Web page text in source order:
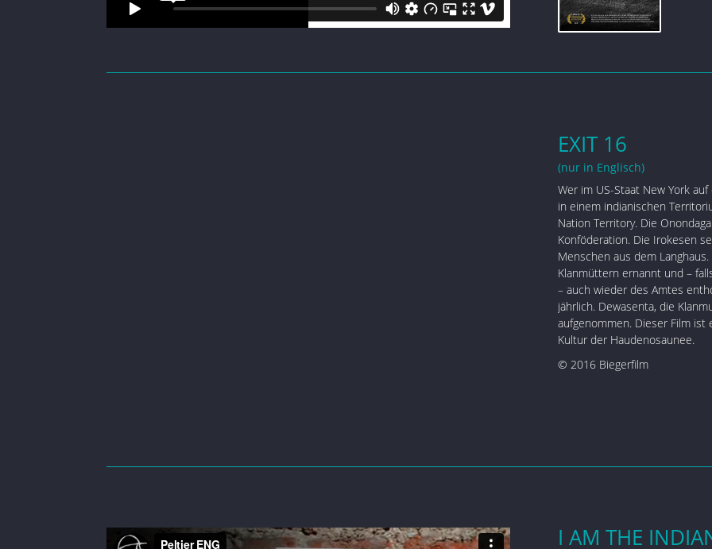
EXIT 16
(nur in Englisch)
Wer im US-Staat New York
in einem indianischen
Nation Territory. Die
Konföderation. Die Irokesen
Menschen aus dem
Klanmüttern ernannt und –
– auch wieder des Amtes
jährlich. Dewasenta, die
aufgenommen. Dieser Film ist
Kultur der Haudenosaunee.
© 2016 Biegerfilm
I AM THE